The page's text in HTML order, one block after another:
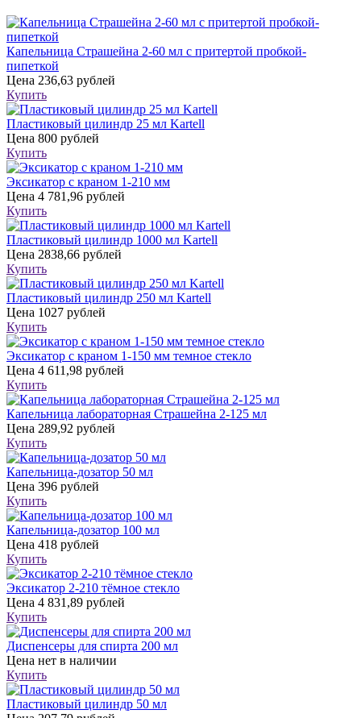
Капельница Страшейна 2-60 мл с притертой пробкой-
пипеткой
Цена 236,63 рублей
Купить
Пластиковый цилиндр 25 мл Kartell
Цена 800 рублей
Купить
Эксикатор с краном 1-210 мм
Цена 4 781,96 рублей
Купить
Пластиковый цилиндр 1000 мл Kartell
Цена 2838,66 рублей
Купить
Пластиковый цилиндр 250 мл Kartell
Цена 1027 рублей
Купить
Эксикатор с краном 1-150 мм темное стекло
Цена 4 611,98 рублей
Купить
Капельница лабораторная Страшейна 2-125 мл
Цена 289,92 рублей
Купить
Капельница-дозатор 50 мл
Цена 396 рублей
Купить
Капельница-дозатор 100 мл
Цена 418 рублей
Купить
Эксикатор 2-210 тёмное стекло
Цена 4 831,89 рублей
Купить
Диспенсеры для спирта 200 мл
Цена нет в наличии
Купить
Пластиковый цилиндр 50 мл